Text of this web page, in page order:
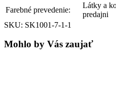
Farebné prevedenie:
Látky a
predajni
SKU: SK1001-7-1-1
Mohlo by Vás zaujať